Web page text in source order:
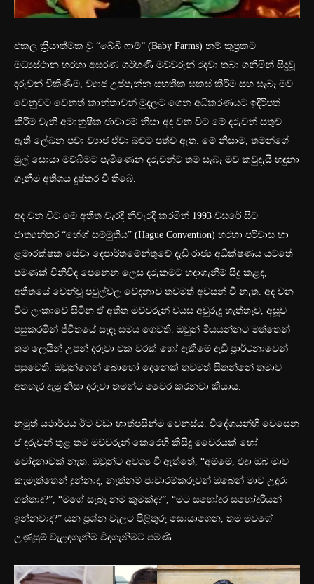
එකල ක්‍රියාත්මක වූ “බේබි ෆාම්” (Baby Farms) නම් කුප්‍රකට
මධ්‍යස්ථාන හරහා අසරණ ගර්භණී මව්වරුන් රඳවා තබා ගනිමින් සිදුවූ
දරුවන් විකිණීම, ව්‍යාජ උප්පැන්න සහතික සකස් කිරීම සහ සැබෑ මව
වෙනුවට වෙනත් කාන්තාවන් මුදලට ගෙන අධිකරණයට ඉදිරිපත්
කිරීම වැනි අමානුෂික ජාවාරම් නිසා අද වන විට මේ දරුවන් සතුව
ඇති ලේඛන පවා ව්‍යාජ ඒවා බවට පත්ව ඇත. මේ නිසාම, තමන්ගේ
මුල් සොයා මව්බිමට පැමිණෙන දරුවන්ට තම සැබෑ මව කවුදැයි හඳුනා
ගැනීම අතිශය දුෂ්කර වී තිබේ.
අද වන විට මේ අතීත වැරදි නිවැරදි කරමින් 1993 වසරේ සිට
ජාත්‍යන්තර “හේග් සම්මුතිය” (Hague Convention) හරහා පරිවාස හා
ළමාරක්ෂක සේවා දෙපාර්තමේන්තුවේ දැඩි රාජ්‍ය අධීක්ෂණය යටතේ
පමණක් විනිවිද පෙනෙන ලෙස දරුකමට හදාගැනීම් සිදු කළද,
අතීතයේ වෙන්වූ පවුල්වල වේදනාව තවමත් අවසන් වී නැත. අද වන
විට ලංකාවේ සිටින ඒ අතීත මව්වරුන් වයස අවුරුදු හැත්තෑව, අසූව
පසුකරමින් ජීවිතයේ සැඳෑ සමය ගෙවති. ඔවුන් මියයන්නට මත්තෙන්
තම ලෙයින් උපන් දරුවා එක වරක් හෝ දැකීමේ දැඩි ප්‍රාර්ථනාවෙන්
පසුවෙති. ඔවුන්ගෙන් බොහෝ දෙනෙක් තවමත් සිතන්නේ තමාව
අතහැර දැමූ නිසා දරුවා තමන්ට වෛර කරනවා කියාය.
නමුත් යථාර්ථය ඊට වඩා හාත්පසින්ම වෙනස්ය. විදේශයන්හි වෙසෙන
ඒ දරුවන් තුළ තම මව්වරුන් කෙරෙහි කිසිදු වෛරයක් හෝ
චෝදනාවක් නැත. ඔවුන්ට අවශ්‍ය වී ඇත්තේ, “අම්මේ, එදා ඔබ මාව
කැමැත්තෙන් දුන්නාද, නැත්නම් ජාවාරම්කරුවන් ඔබෙන් මාව උදුරා
ගත්තාද?”, “මගේ සැබෑ නම කුමක්ද?”, “මට සහෝදර සහෝදරියන්
ඉන්නවාද?” යන ප්‍රශ්න වැලට පිළිතුරු සොයාගෙන, තම මවගේ
උණුසුම් වැළඳගැනීම විඳගැනීමට පමණි.